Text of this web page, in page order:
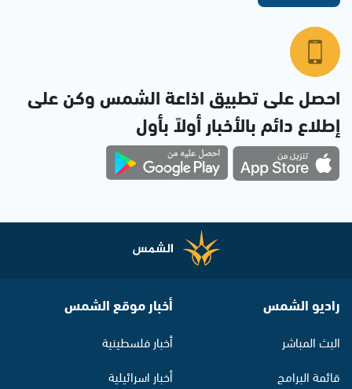
احصل على تطبيق اذاعة الشمس وكن على
إطلاع دائم بالأخبار أولاً بأول
راديو الشمس
البث المباشر
قائمة البرامج
أخبار موقع الشمس
أخبار فلسطينية
أخبار اسرائيلية